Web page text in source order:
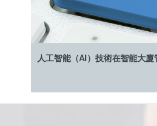
人工智能（AI）技術在智能大廈